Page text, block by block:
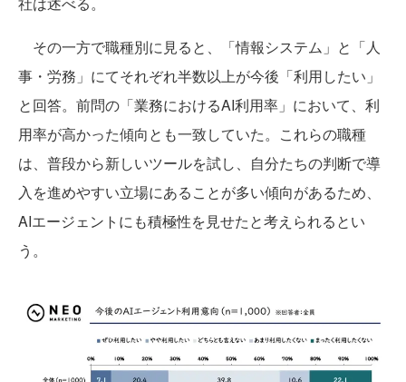
その一方で職種別に見ると、「情報システム」と「人
事・労務」にてそれぞれ半数以上が今後「利用したい」
と回答。前問の「業務におけるAI利用率」において、利
用率が高かった傾向とも一致していた。これらの職種
は、普段から新しいツールを試し、自分たちの判断で導
入を進めやすい立場にあることが多い傾向があるため、
AIエージェントにも積極性を見せたと考えられるとい
う。